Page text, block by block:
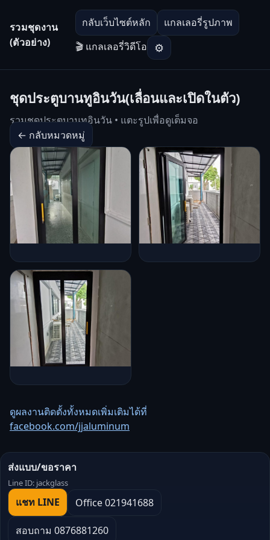
รวมชุดงาน
(ตัวอย่าง)
กลับเว็บไซต์หลัก
แกลเลอรี่รูปภาพ
🎬 แกลเลอรี่วิดีโอ
⚙
ชุดประตูบานทูอินวัน(เลื่อนและเปิดในตัว)
รวมชุดประตูบานทูอินวัน • แตะรูปเพื่อดูเต็มจอ
← กลับหมวดหมู่
ดูผลงานติดตั้งทั้งหมดเพิ่มเติมได้ที่
facebook.com/jjaluminum
ส่งแบบ/ขอราคา
Line ID: jackglass
แชท LINE Office 021941688
สอบถาม 0876881260